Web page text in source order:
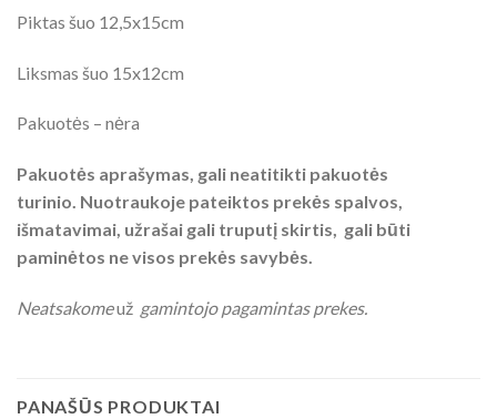
Piktas šuo 12,5x15cm
Liksmas šuo 15x12cm
Pakuotės – nėra
Pakuotės aprašymas, gali neatitikti pakuotės
turinio. Nuotraukoje pateiktos prekės spalvos,
išmatavimai, užrašai gali truputį skirtis, gali būti
paminėtos ne visos prekės savybės.
Neatsakomeuž gamintojo pagamintas prekes.
PANAŠŪS PRODUKTAI